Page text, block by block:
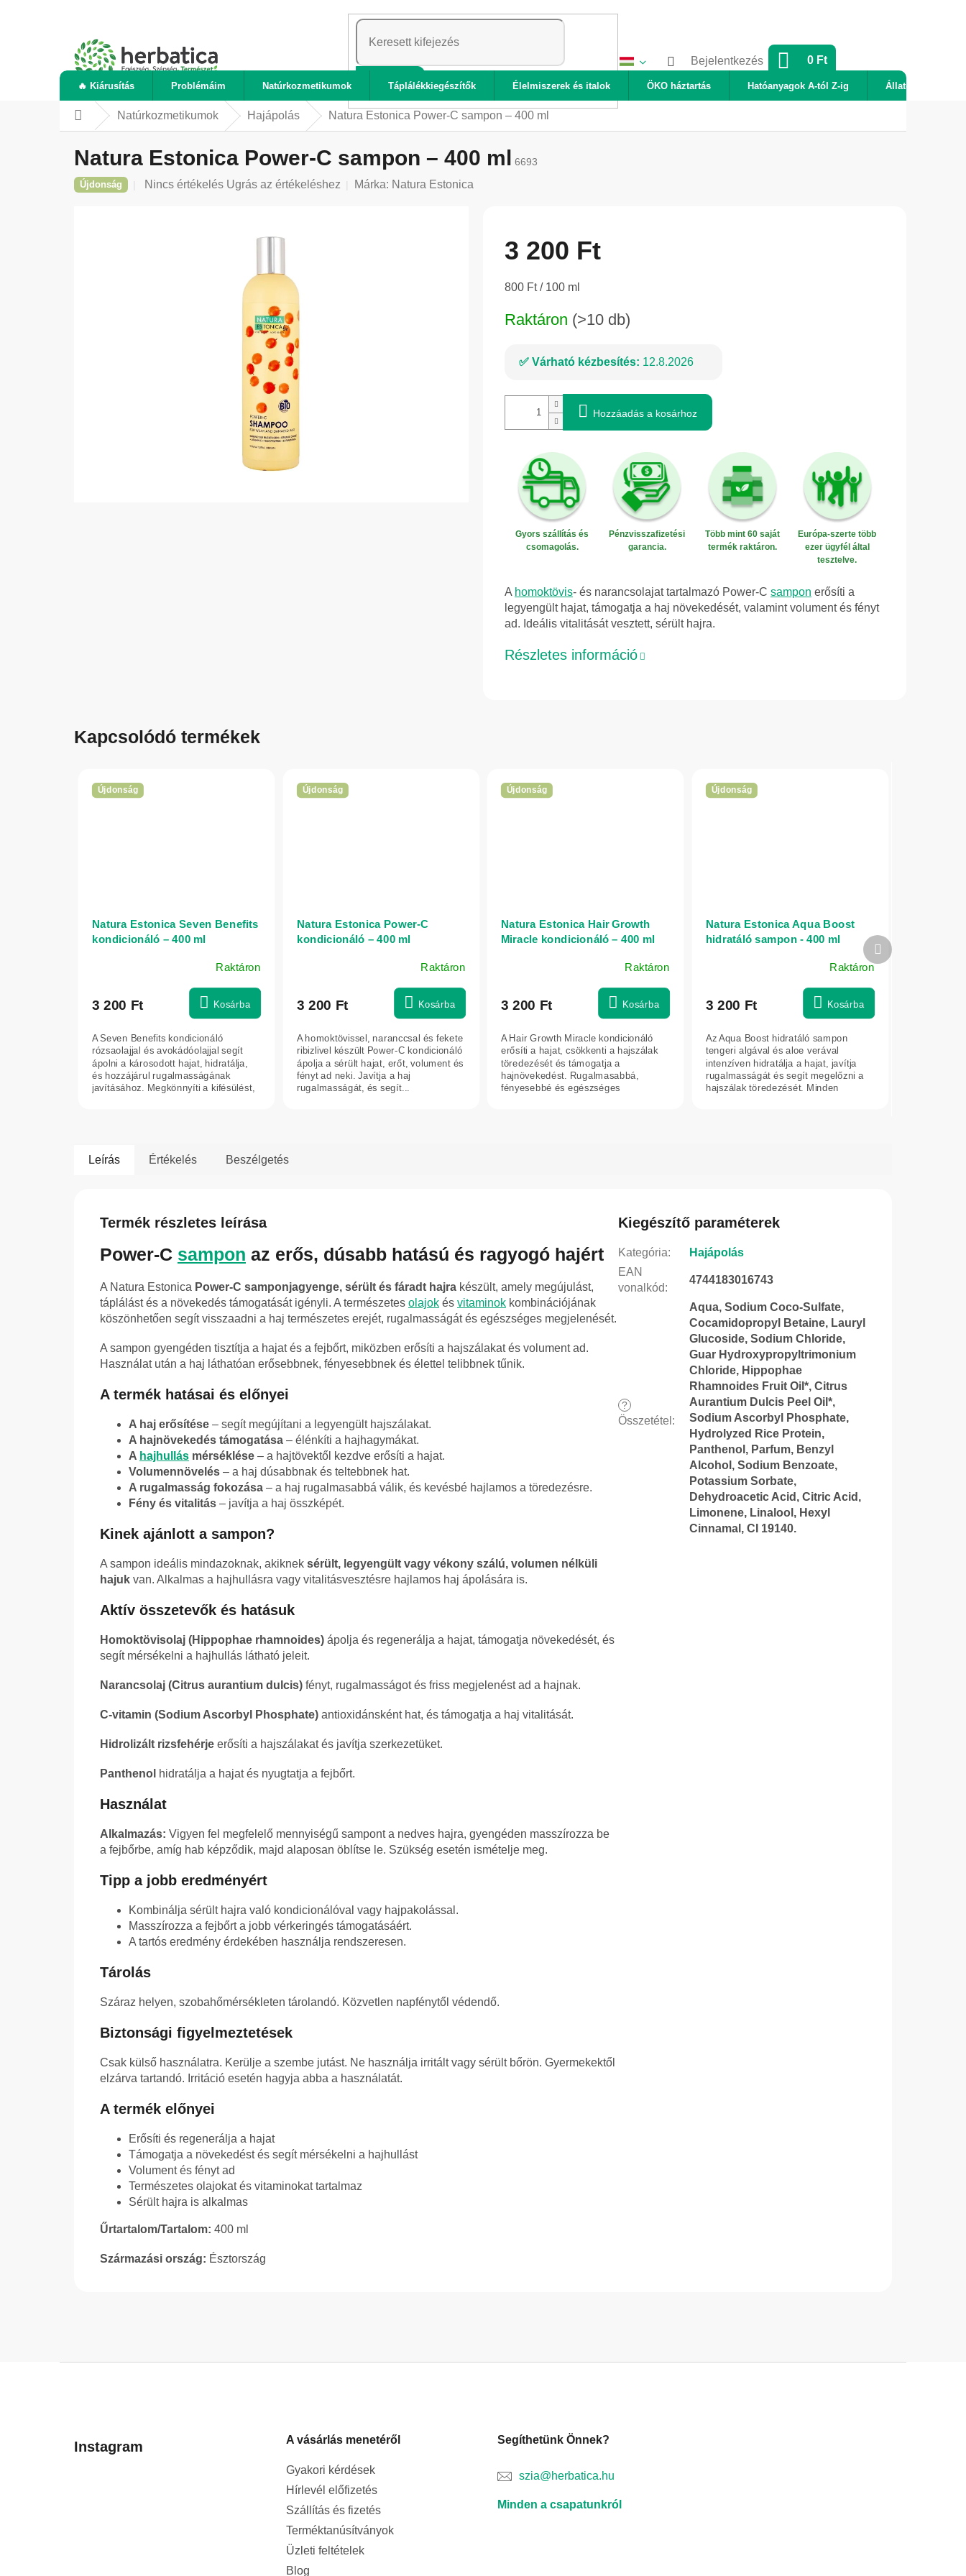
KERESÉS
Bejelentkezés KOSÁR
0 Ft
🔥 Kiárusítás Problémáim Natúrkozmetikumok Táplálékkiegészítők Élelmiszerek és italok ÖKO háztartás Hatóanyagok A-tól Z-ig Állatok
KezdőlapNatúrkozmetikumok Hajápolás Natura Estonica Power-C sampon – 400 ml
Natura Estonica Power-C sampon – 400 ml 6693
Újdonság
A
Nincs értékelés Ugrás az értékeléshez Márka: Natura Estonica
3 200 Ft
Egységár:
800 Ft / 100 ml
Raktáron (>10 db)
Várható kézbesítés: 12.8.2026
Hozzáadás a kosárhoz
Gyors szállítás és
csomagolás.
Pénzvisszafizetési
garancia.
Több mint 60 saját
termék raktáron.
Európa-szerte több
ezer ügyfél által
tesztelve.
A homoktövis- és narancsolajat tartalmazó Power-C sampon erősíti a
legyengült hajat, támogatja a haj növekedését, valamint volument és fényt
ad. Ideális vitalitását vesztett, sérült hajra.
Részletes információ
Kapcsolódó termékek
Újdonság
Natura Estonica Seven Benefits
kondicionáló – 400 ml
Raktáron
3 200 Ft Kosárba
A Seven Benefits kondicionáló
rózsaolajjal és avokádóolajjal segít
ápolni a károsodott hajat, hidratálja,
és hozzájárul rugalmasságának
javításához. Megkönnyíti a kifésülést,
Újdonság
Natura Estonica Power-C
kondicionáló – 400 ml
Raktáron
3 200 Ft Kosárba
A homoktövissel, naranccsal és fekete
ribizlivel készült Power-C kondicionáló
ápolja a sérült hajat, erőt, volument és
fényt ad neki. Javítja a haj
rugalmasságát, és segít...
Újdonság
Natura Estonica Hair Growth
Miracle kondicionáló – 400 ml
Raktáron
3 200 Ft Kosárba
A Hair Growth Miracle kondicionáló
erősíti a hajat, csökkenti a hajszálak
töredezését és támogatja a
hajnövekedést. Rugalmasabbá,
fényesebbé és egészséges
Újdonság
Natura Estonica Aqua Boost
hidratáló sampon - 400 ml
Raktáron
3 200 Ft Kosárba
Az Aqua Boost hidratáló sampon
tengeri algával és aloe verával
intenzíven hidratálja a hajat, javítja
rugalmasságát és segít megelőzni a
hajszálak töredezését. Minden
Következő
termék
Leírás Értékelés Beszélgetés
Termék részletes leírása
Power-C sampon az erős, dúsabb hatású és ragyogó hajért
A Natura Estonica Power-C samponjagyenge, sérült és fáradt hajra készült, amely megújulást,
táplálást és a növekedés támogatását igényli. A természetes olajok és vitaminok kombinációjának
köszönhetően segít visszaadni a haj természetes erejét, rugalmasságát és egészséges megjelenését.
A sampon gyengéden tisztítja a hajat és a fejbőrt, miközben erősíti a hajszálakat és volument ad.
Használat után a haj láthatóan erősebbnek, fényesebbnek és élettel telibbnek tűnik.
A termék hatásai és előnyei
A haj erősítése – segít megújítani a legyengült hajszálakat.
A hajnövekedés támogatása – élénkíti a hajhagymákat.
A hajhullás mérséklése – a hajtövektől kezdve erősíti a hajat.
Volumennövelés – a haj dúsabbnak és teltebbnek hat.
A rugalmasság fokozása – a haj rugalmasabbá válik, és kevésbé hajlamos a töredezésre.
Fény és vitalitás – javítja a haj összképét.
Kinek ajánlott a sampon?
A sampon ideális mindazoknak, akiknek sérült, legyengült vagy vékony szálú, volumen nélküli
hajuk van. Alkalmas a hajhullásra vagy vitalitásvesztésre hajlamos haj ápolására is.
Aktív összetevők és hatásuk
Homoktövisolaj (Hippophae rhamnoides) ápolja és regenerálja a hajat, támogatja növekedését, és
segít mérsékelni a hajhullás látható jeleit.
Narancsolaj (Citrus aurantium dulcis) fényt, rugalmasságot és friss megjelenést ad a hajnak.
C-vitamin (Sodium Ascorbyl Phosphate) antioxidánsként hat, és támogatja a haj vitalitását.
Hidrolizált rizsfehérje erősíti a hajszálakat és javítja szerkezetüket.
Panthenol hidratálja a hajat és nyugtatja a fejbőrt.
Használat
Alkalmazás: Vigyen fel megfelelő mennyiségű sampont a nedves hajra, gyengéden masszírozza be
a fejbőrbe, amíg hab képződik, majd alaposan öblítse le. Szükség esetén ismételje meg.
Tipp a jobb eredményért
Kombinálja sérült hajra való kondicionálóval vagy hajpakolással.
Masszírozza a fejbőrt a jobb vérkeringés támogatásáért.
A tartós eredmény érdekében használja rendszeresen.
Tárolás
Száraz helyen, szobahőmérsékleten tárolandó. Közvetlen napfénytől védendő.
Biztonsági figyelmeztetések
Csak külső használatra. Kerülje a szembe jutást. Ne használja irritált vagy sérült bőrön. Gyermekektől
elzárva tartandó. Irritáció esetén hagyja abba a használatát.
A termék előnyei
Erősíti és regenerálja a hajat
Támogatja a növekedést és segít mérsékelni a hajhullást
Volument és fényt ad
Természetes olajokat és vitaminokat tartalmaz
Sérült hajra is alkalmas
Űrtartalom/Tartalom: 400 ml
Származási ország: Észtország
Kiegészítő paraméterek
Kategória:
Hajápolás
EAN
vonalkód:
4744183016743
?
Összetétel :
Aqua, Sodium Coco-Sulfate,
Cocamidopropyl Betaine, Lauryl
Glucoside, Sodium Chloride,
Guar Hydroxypropyltrimonium
Chloride, Hippophae
Rhamnoides Fruit Oil*, Citrus
Aurantium Dulcis Peel Oil*,
Sodium Ascorbyl Phosphate,
Hydrolyzed Rice Protein,
Panthenol, Parfum, Benzyl
Alcohol, Sodium Benzoate,
Potassium Sorbate,
Dehydroacetic Acid, Citric Acid,
Limonene, Linalool, Hexyl
Cinnamal, CI 19140.
Instagram A vásárlás menetéről
Gyakori kérdések
Hírlevél előfizetés
Szállítás és fizetés
Terméktanúsítványok
Üzleti feltételek
Blog
Segíthetünk Önnek?
szia@herbatica.hu
Minden a csapatunkról